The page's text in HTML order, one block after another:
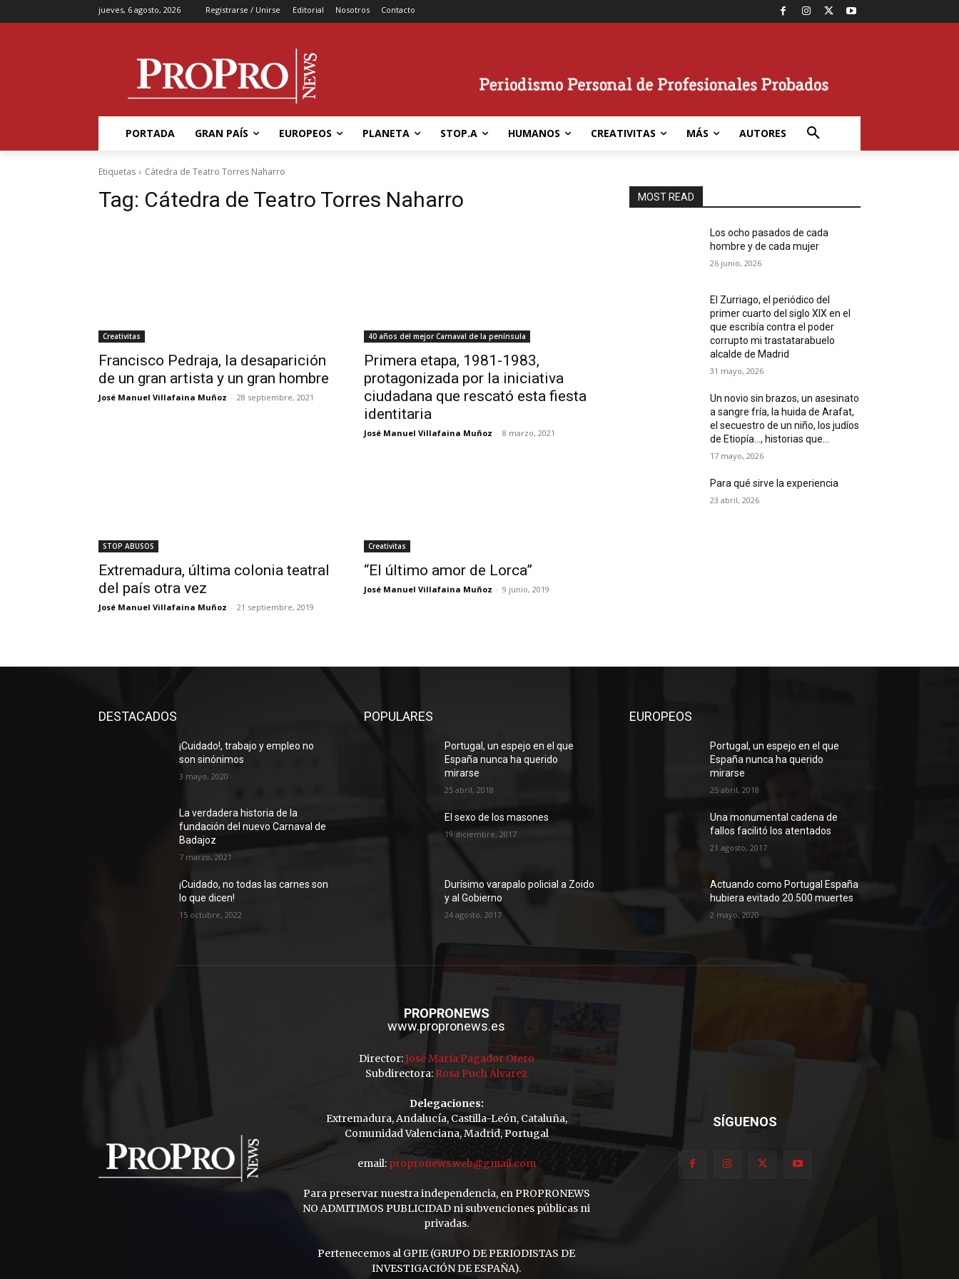
jueves, 6 agosto, 2026 Registrarse / Unirse Editorial Nosotros Contacto
PORTADA GRAN PAÍS EUROPEOS PLANETA STOP.A HUMANOS CREATIVITAS MÁS AUTORES
Etiquetas Cátedra de Teatro Torres Naharro
Tag: Cátedra de Teatro Torres Naharro
Creativitas
Francisco Pedraja, la desaparición
de un gran artista y un gran hombre
José Manuel Villafaina Muñoz - 28 septiembre, 2021
40 años del mejor Carnaval de la península
Primera etapa, 1981-1983,
protagonizada por la iniciativa
ciudadana que rescató esta fiesta
identitaria
José Manuel Villafaina Muñoz - 8 marzo, 2021
STOP ABUSOS
Extremadura, última colonia teatral
del país otra vez
José Manuel Villafaina Muñoz - 21 septiembre, 2019
Creativitas
“El último amor de Lorca”
José Manuel Villafaina Muñoz - 9 junio, 2019
MOST READ
Los ocho pasados de cada
hombre y de cada mujer
26 junio, 2026
El Zurriago, el periódico del
primer cuarto del siglo XIX en el
que escribía contra el poder
corrupto mi trastatarabuelo
alcalde de Madrid
31 mayo, 2026
Un novio sin brazos, un asesinato
a sangre fría, la huida de Arafat,
el secuestro de un niño, los judíos
de Etiopía…, historias que...
17 mayo, 2026
Para qué sirve la experiencia
23 abril, 2026
DESTACADOS
¡Cuidado!, trabajo y empleo no
son sinónimos
3 mayo, 2020
La verdadera historia de la
fundación del nuevo Carnaval de
Badajoz
7 marzo, 2021
¡Cuidado, no todas las carnes son
lo que dicen!
15 octubre, 2022
POPULARES
Portugal, un espejo en el que
España nunca ha querido
mirarse
25 abril, 2018
El sexo de los masones
19 diciembre, 2017
Durísimo varapalo policial a Zoido
y al Gobierno
24 agosto, 2017
EUROPEOS
Portugal, un espejo en el que
España nunca ha querido
mirarse
25 abril, 2018
Una monumental cadena de
fallos facilitó los atentados
21 agosto, 2017
Actuando como Portugal España
hubiera evitado 20.500 muertes
2 mayo, 2020
PROPRONEWS
www.propronews.es
Director:José María Pagador Otero
Subdirectora: Rosa Puch Álvarez
Delegaciones:
Extremadura, Andalucía, Castilla-León, Cataluña,
Comunidad Valenciana, Madrid, Portugal
email: propronews.web@gmail.com
Para preservar nuestra independencia, en PROPRONEWS
NO ADMITIMOS PUBLICIDAD ni subvenciones públicas ni
privadas.
Pertenecemos al GPIE (GRUPO DE PERIODISTAS DE
INVESTIGACIÓN DE ESPAÑA).
SÍGUENOS